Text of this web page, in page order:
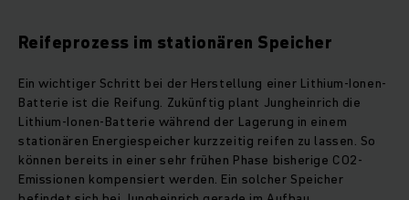
Reifeprozess im stationären Speicher
Ein wichtiger Schritt bei der Herstellung einer Lithium-Ionen-
Batterie ist die Reifung. Zukünftig plant Jungheinrich die
Lithium-Ionen-Batterie während der Lagerung in einem
stationären Energiespeicher kurzzeitig reifen zu lassen. So
können bereits in einer sehr frühen Phase bisherige CO2-
Emissionen kompensiert werden. Ein solcher Speicher